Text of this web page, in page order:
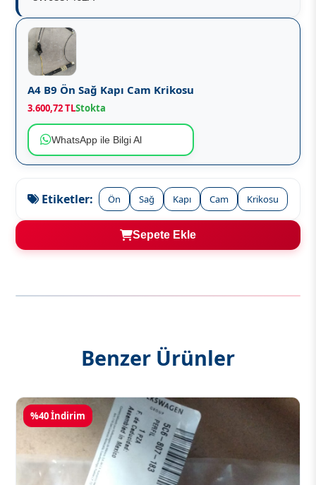
A4 B9 Ön Sağ Kapı Cam Krikosu
3.600,72 TLStokta
WhatsApp ile Bilgi Al
Etiketler: Ön Sağ Kapı Cam Krikosu
Sepete Ekle
Benzer Ürünler
%40 İndirim